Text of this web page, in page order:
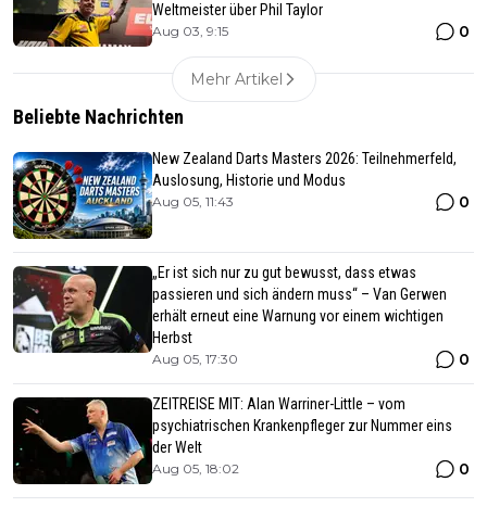
Weltmeister über Phil Taylor
Aug 03, 9:15 0
Mehr Artikel
Beliebte Nachrichten
New Zealand Darts Masters 2026: Teilnehmerfeld,
Auslosung, Historie und Modus
Aug 05, 11:43 0
„Er ist sich nur zu gut bewusst, dass etwas
passieren und sich ändern muss“ – Van Gerwen
erhält erneut eine Warnung vor einem wichtigen
Herbst
Aug 05, 17:30 0
ZEITREISE MIT: Alan Warriner-Little – vom
psychiatrischen Krankenpfleger zur Nummer eins
der Welt
Aug 05, 18:02 0